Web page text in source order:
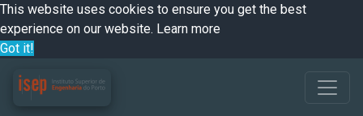
This website uses cookies to ensure you get the best
experience on our website. Learn more
Got it!